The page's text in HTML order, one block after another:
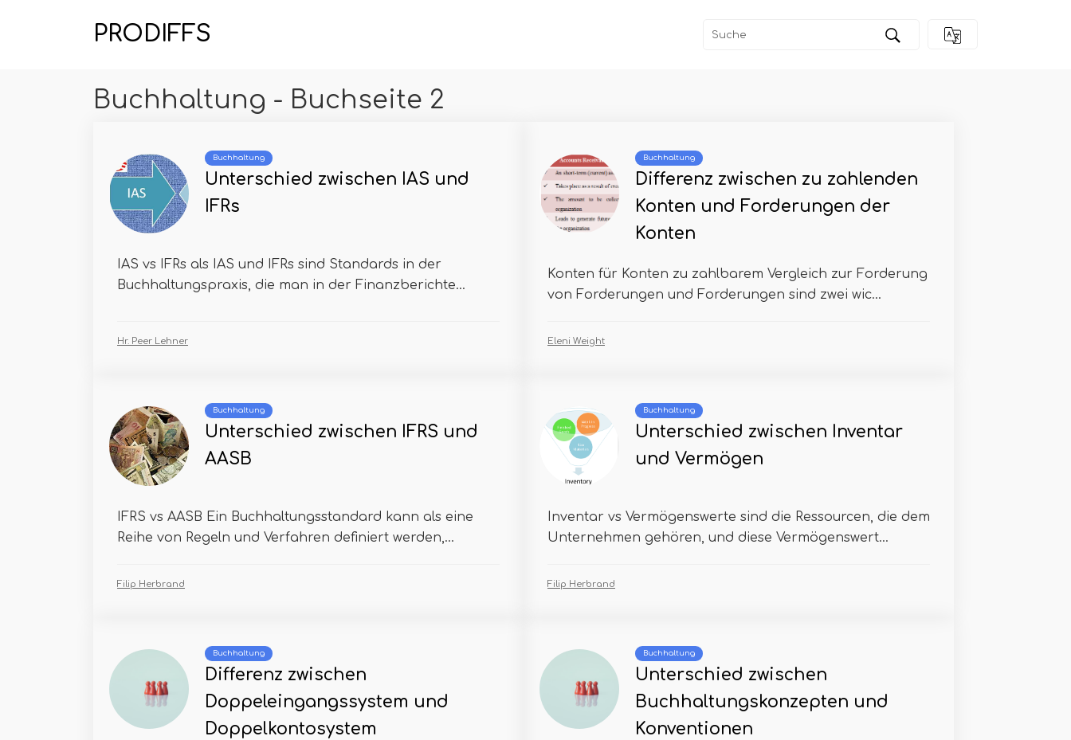
PRODIFFS
Buchhaltung - Buchseite 2
Buchhaltung
Unterschied zwischen IAS und
IFRs
IAS vs IFRs als IAS und IFRs sind Standards in der
Buchhaltungspraxis, die man in der Finanzberichte...
Hr. Peer Lehner
Buchhaltung
Differenz zwischen zu zahlenden
Konten und Forderungen der
Konten
Konten für Konten zu zahlbarem Vergleich zur Forderung
von Forderungen und Forderungen sind zwei wic...
Eleni Weight
Buchhaltung
Unterschied zwischen IFRS und
AASB
IFRS vs AASB Ein Buchhaltungsstandard kann als eine
Reihe von Regeln und Verfahren definiert werden,...
Filip Herbrand
Buchhaltung
Unterschied zwischen Inventar
und Vermögen
Inventar vs Vermögenswerte sind die Ressourcen, die dem
Unternehmen gehören, und diese Vermögenswert...
Filip Herbrand
Buchhaltung
Differenz zwischen
Doppeleingangssystem und
Doppelkontosystem
Buchhaltung
Unterschied zwischen
Buchhaltungskonzepten und
Konventionen